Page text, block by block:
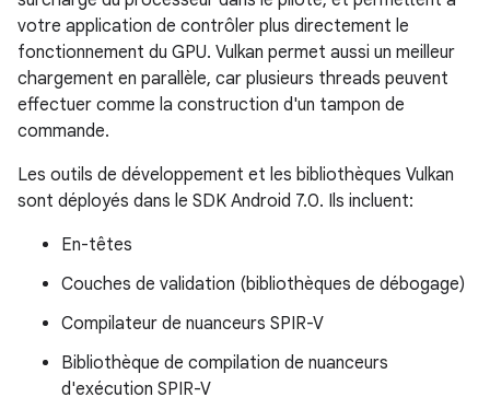
votre application de contrôler plus directement le
fonctionnement du GPU. Vulkan permet aussi un meilleur
chargement en parallèle, car plusieurs threads peuvent
effectuer comme la construction d'un tampon de
commande.
Les outils de développement et les bibliothèques Vulkan
sont déployés dans le SDK Android 7.0. Ils incluent:
En-têtes
Couches de validation (bibliothèques de débogage)
Compilateur de nuanceurs SPIR-V
Bibliothèque de compilation de nuanceurs
d'exécution SPIR-V